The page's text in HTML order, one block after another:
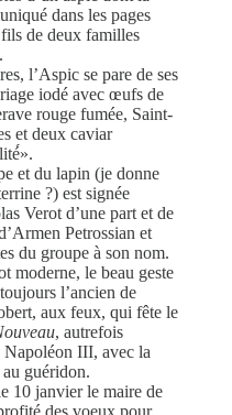
dans les pages
de deux familles
l’Aspic se pare de ses
iodé avec œufs de
rouge fumée, Saint-
et deux caviar
et du lapin (je donne
?) est signée
Verot d’une part et de
Petrossian et
du groupe à son nom.
moderne, le beau geste
l’ancien de
aux feux, qui fête le
, autrefois
Napoléon III, avec la
au guéridon.
10 janvier le maire de
des voeux pour